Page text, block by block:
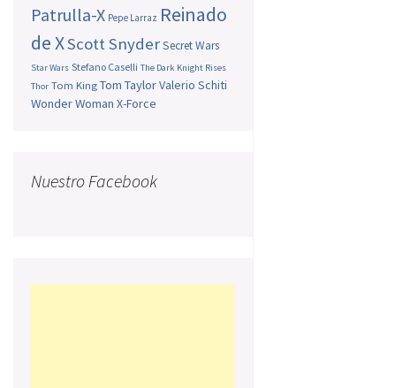
Patrulla-X Pepe Larraz Reinado
de XScott SnyderSecret Wars
Star Wars Stefano Caselli The Dark Knight Rises
Thor Tom King Tom TaylorValerio Schiti
Wonder Woman X-Force
Nuestro Facebook